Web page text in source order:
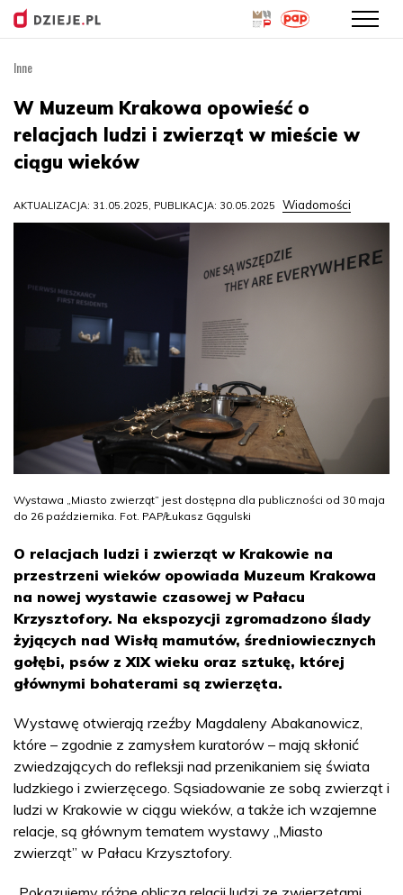
treści
Inne
W Muzeum Krakowa opowieść o
relacjach ludzi i zwierząt w mieście w
ciągu wieków
AKTUALIZACJA: 31.05.2025, PUBLIKACJA: 30.05.2025 Wiadomości
Wystawa „Miasto zwierząt” jest dostępna dla publiczności od 30 maja
do 26 października. Fot. PAP/Łukasz Gągulski
O relacjach ludzi i zwierząt w Krakowie na
przestrzeni wieków opowiada Muzeum Krakowa
na nowej wystawie czasowej w Pałacu
Krzysztofory. Na ekspozycji zgromadzono ślady
żyjących nad Wisłą mamutów, średniowiecznych
gołębi, psów z XIX wieku oraz sztukę, której
głównymi bohaterami są zwierzęta.
Wystawę otwierają rzeźby Magdaleny Abakanowicz,
które – zgodnie z zamysłem kuratorów – mają skłonić
zwiedzających do refleksji nad przenikaniem się świata
ludzkiego i zwierzęcego. Sąsiadowanie ze sobą zwierząt i
ludzi w Krakowie w ciągu wieków, a także ich wzajemne
relacje, są głównym tematem wystawy „Miasto
zwierząt” w Pałacu Krzysztofory.